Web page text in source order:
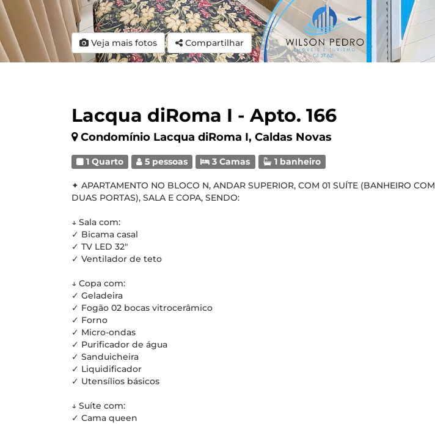
Veja mais fotos Compartilhar
Lacqua diRoma I - Apto. 166
Condomínio Lacqua diRoma I, Caldas Novas
1 Quarto 5 pessoas 3 Camas 1 banheiro
✦ APARTAMENTO NO BLOCO N, ANDAR SUPERIOR, COM 01 SUÍTE (BANHEIRO COM
DUAS PORTAS), SALA E COPA, SENDO:
↓ Sala com:
✓ Bicama casal
✓ TV LED 32"
✓ Ventilador de teto
↓ Copa com:
✓ Geladeira
✓ Fogão 02 bocas vitrocerâmico
✓ Forno
✓ Micro-ondas
✓ Purificador de água
✓ Sanduicheira
✓ Liquidificador
✓ Utensílios básicos
↓ Suíte com:
✓ Cama queen